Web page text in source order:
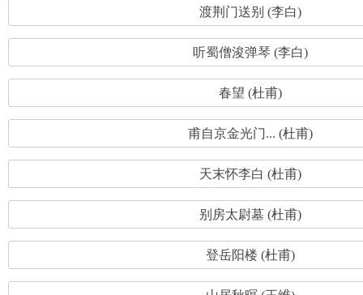
渡荆门送别 (李白)
听蜀僧浚弹琴 (李白)
春望 (杜甫)
甫自京金光门... (杜甫)
天末怀李白 (杜甫)
别房太尉墓 (杜甫)
登岳阳楼 (杜甫)